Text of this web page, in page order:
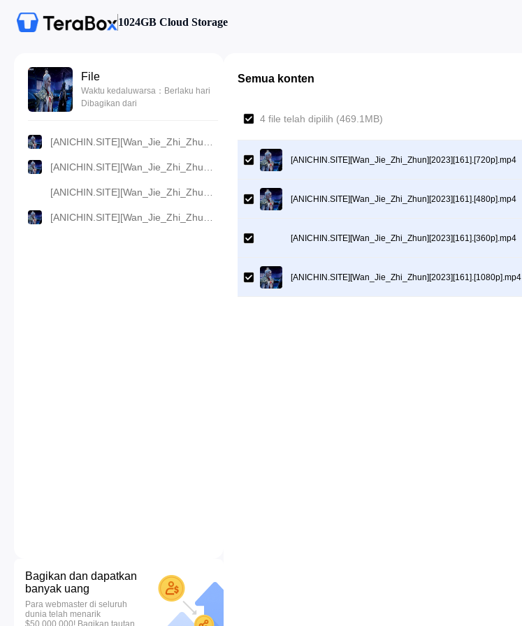
1024GB Cloud Storage
File
Waktu kedaluwarsa：Berlaku hari
Dibagikan dari
Bagikan dan dapatkan
banyak uang
Para webmaster di seluruh
dunia telah menarik
$50.000.000! Bagikan tautan
Semua konten
4 file telah dipilih (469.1MB)
[ANICHIN.SITE][Wan_Jie_Zhi_Zhun][2023][161].[720p].mp4
[ANICHIN.SITE][Wan_Jie_Zhi_Zhun][2023][161].[480p].mp4
[ANICHIN.SITE][Wan_Jie_Zhi_Zhun][2023][161].[360p].mp4
[ANICHIN.SITE][Wan_Jie_Zhi_Zhun][2023][161].[1080p].mp4